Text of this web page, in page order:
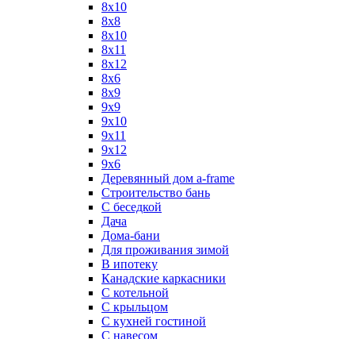
8x10
8x8
8х10
8х11
8х12
8х6
8х9
9x9
9х10
9х11
9х12
9х6
Деревянный дом a-frame
Строительство бань
С беседкой
Дача
Дома-бани
Для проживания зимой
В ипотеку
Канадские каркасники
С котельной
С крыльцом
С кухней гостиной
С навесом